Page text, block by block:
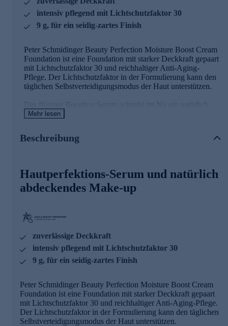
intensiv pflegend mit Lichtschutzfaktor 30
9 g, für ein seidig-zartes Finish
Peter Schmidinger Beauty Perfection Moisture Boost Cream
Foundation ist eine Foundation mit starker Deckkraft gepaart
mit Lichtschutzfaktor 30 und reichhaltiger Anti-Aging-
Pflege. Der Lichtschutzfaktor in der Formulierung kann den
täglichen Selbstverteidigungsmodus der Haut unterstützen.
Das flüssige Boosting-Serum schenkt im Nu ein natürlich
seidig-zartes Finish mit attraktiver Leuchtkraft. Die
integrierten Schwämmchen zum Auftragen nehmen Sie stets
Hauptwirkstoff Jambupflanzenextrakt
Gatuline In-Tense MB ist ein innovativer Wirkstoff, der aus
entgegen und kann Mimikfältchen im Stirn- und
Foundation jetzt online für Ihre tägliche Beauty-Routine
Mehr lesen
Beschreibung
Hautperfektions-Serum und natürlich
abdeckendes Make-up
zuverlässige Deckkraft
intensiv pflegend mit Lichtschutzfaktor 30
9 g, für ein seidig-zartes Finish
Peter Schmidinger Beauty Perfection Moisture Boost Cream
Foundation ist eine Foundation mit starker Deckkraft gepaart
mit Lichtschutzfaktor 30 und reichhaltiger Anti-Aging-Pflege.
Der Lichtschutzfaktor in der Formulierung kann den täglichen
Selbstverteidigungsmodus der Haut unterstützen.